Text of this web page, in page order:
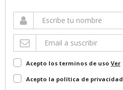
Acepto los terminos de uso Ver
Acepto la política de privacidad